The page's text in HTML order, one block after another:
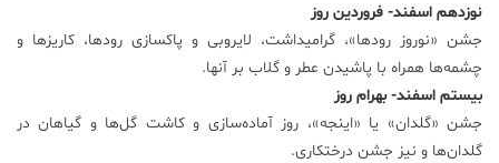
نوزدهم اسفند- فروردین روز
جشن «نوروز رودها»، گرامیداشت، لایروبی و پاکسازی رودها، کاریزها و
چشمه‌ها همراه با پاشیدن عطر و گلاب بر آنها.
بیستم اسفند- بهرام روز
جشن «گلدان» یا «اینجه»، روز آماده‌سازی و کاشت گل‌ها و گیاهان در
گلدان‌ها و نیز جشن درختکاری.